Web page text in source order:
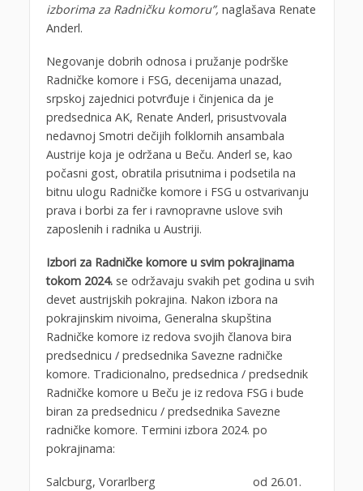
izborima za Radničku komoru”, naglašava Renate
Anderl.
Negovanje dobrih odnosa i pružanje podrške
Radničke komore i FSG, decenijama unazad,
srpskoj zajednici potvrđuje i činjenica da je
predsednica AK, Renate Anderl, prisustvovala
nedavnoj Smotri dečijih folklornih ansambala
Austrije koja je održana u Beču. Anderl se, kao
počasni gost, obratila prisutnima i podsetila na
bitnu ulogu Radničke komore i FSG u ostvarivanju
prava i borbi za fer i ravnopravne uslove svih
zaposlenih i radnika u Austriji.
Izbori za Radničke komore u svim pokrajinama
tokom 2024.se održavaju svakih pet godina u svih
devet austrijskih pokrajina. Nakon izbora na
pokrajinskim nivoima, Generalna skupština
Radničke komore iz redova svojih članova bira
predsednicu / predsednika Savezne radničke
komore. Tradicionalno, predsednica / predsednik
Radničke komore u Beču je iz redova FSG i bude
biran za predsednicu / predsednika Savezne
radničke komore. Termini izbora 2024. po
pokrajinama:
Salcburg, Vorarlberg od 26.01.